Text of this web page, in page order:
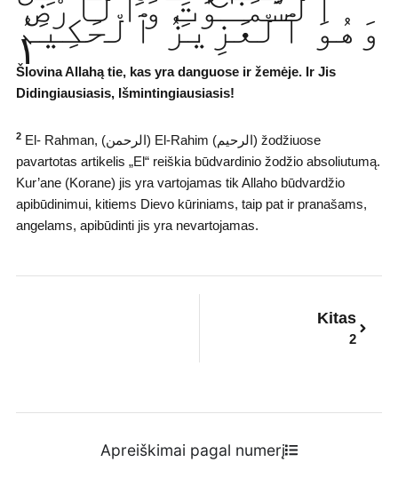
وَهُوَ ٱلْعَزِيزُ ٱلْحَكِيمُ
١
Šlovina Allahą tie, kas yra danguose ir žemėje. Ir Jis
Didingiausiasis, Išmintingiausiasis!
2El- Rahman, (ﺍﻟﺮﺣﻤﻦ) El-Rahim (ﺍﻟﺮﺣﻴﻢ) žodžiuose
pavartotas artikelis „El“ reiškia būdvardinio žodžio absoliutumą.
Kur’ane (Korane) jis yra vartojamas tik Allaho būdvardžio
apibūdinimui, kitiems Dievo kūriniams, taip pat ir pranašams,
angelams, apibūdinti jis yra nevartojamas.
Kitas
2
Apreiškimai pagal numerį